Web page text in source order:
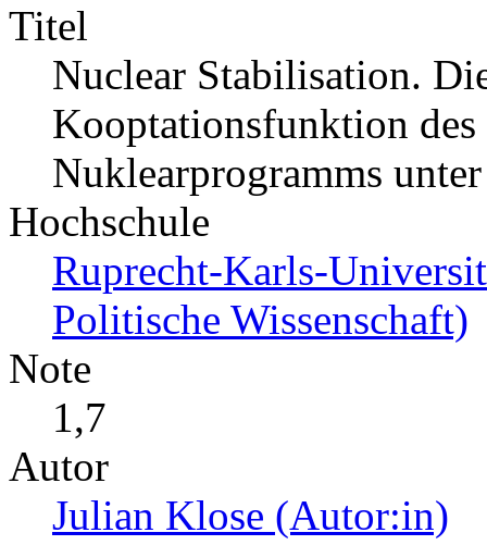
Titel
Nuclear Stabilisation.
Kooptationsfunktion des
Nuklearprogramms
Hochschule
Ruprecht-Karls-
Politische Wissenschaft)
Note
1,7
Autor
Julian Klose (Autor:in)